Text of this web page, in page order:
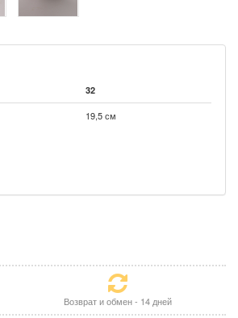
32
19,5 см
Возврат и обмен - 14 дней